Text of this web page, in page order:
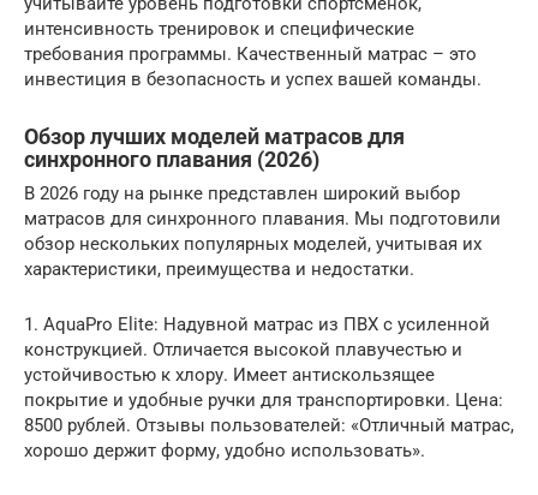
интенсивность тренировок и специфические
требования программы. Качественный матрас – это
инвестиция в безопасность и успех вашей команды.
Обзор лучших моделей матрасов для
синхронного плавания (2026)
В 2026 году на рынке представлен широкий выбор
матрасов для синхронного плавания. Мы подготовили
обзор нескольких популярных моделей, учитывая их
характеристики, преимущества и недостатки.
1. AquaPro Elite: Надувной матрас из ПВХ с усиленной
конструкцией. Отличается высокой плавучестью и
устойчивостью к хлору. Имеет антискользящее
покрытие и удобные ручки для транспортировки. Цена:
8500 рублей. Отзывы пользователей: «Отличный матрас,
хорошо держит форму, удобно использовать».